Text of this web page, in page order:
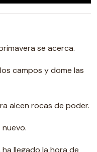
se acerca.
campos y dome las
alcen rocas de poder.
llegado la hora de